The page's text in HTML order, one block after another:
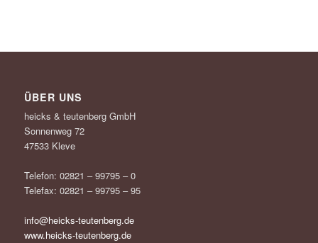
ÜBER UNS
heicks & teutenberg GmbH
Sonnenweg 72
47533 Kleve
Telefon: 02821 – 99795 – 0
Telefax: 02821 – 99795 – 95
info@heicks-teutenberg.de
www.heicks-teutenberg.de